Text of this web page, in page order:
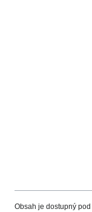
Obsah je dostupný pod